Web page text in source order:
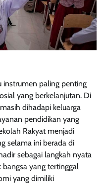
instrumen paling penting
yang berkelanjutan. Di
dihadapi keluarga
pendidikan yang
Rakyat menjadi
selama ini berada di
sebagai langkah nyata
yang tertinggal
yang dimiliki